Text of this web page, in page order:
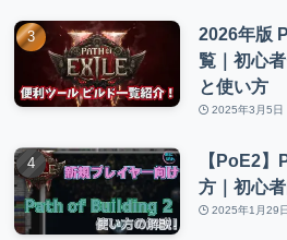
2026年版
覧｜初心
と使い方
2025年3月5日
【PoE2
方｜初心
2025年1月29日